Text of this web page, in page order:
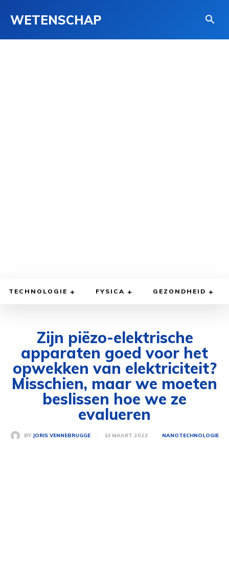
WETENSCHAP
TECHNOLOGIE FYSICA GEZONDHEID
Zijn piëzo-elektrische
apparaten goed voor het
opwekken van elektriciteit?
Misschien, maar we moeten
beslissen hoe we ze
evalueren
BY JORIS VENNEBRUGGE 13 MAART 2023 NANOTECHNOLOGIE